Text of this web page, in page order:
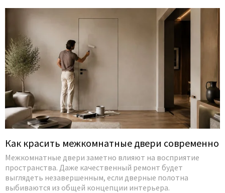
Как красить межкомнатные двери современно
Межкомнатные двери заметно влияют на восприятие
пространства. Даже качественный ремонт будет
выглядеть незавершенным, если дверные полотна
выбиваются из общей концепции интерьера.